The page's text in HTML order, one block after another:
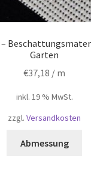
Garten
€37,18 / m
inkl. 19 % MwSt.
zzgl. Versandkosten
Abmessung